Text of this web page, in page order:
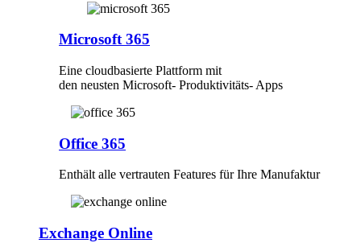
Microsoft 365
Eine cloudbasierte Plattform mit
den neusten Microsoft- Produktivitäts- Apps
Office 365
Enthält alle vertrauten Features für Ihre Manufaktur
Exchange Online